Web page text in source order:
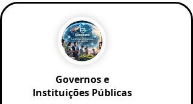
Governos e
Instituições Públicas